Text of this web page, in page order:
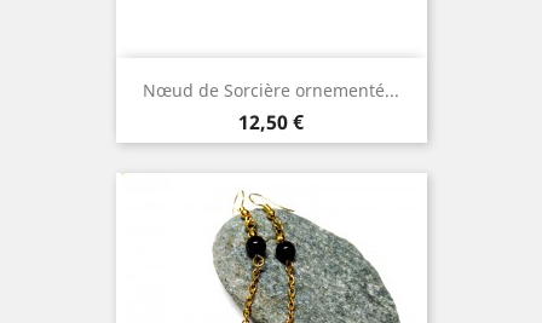
Nœud de Sorcière ornementé...
Prix
12,50 €